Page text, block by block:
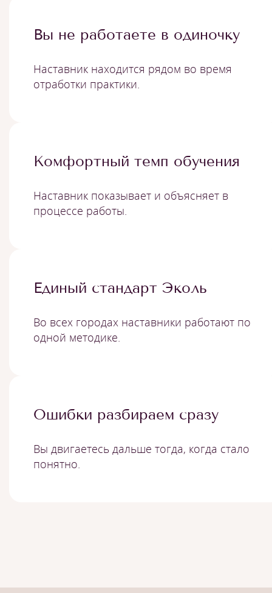
Вы не работаете в одиночку
Наставник находится рядом во время
отработки практики.
Комфортный темп обучения
Наставник показывает и объясняет в
процессе работы.
Единый стандарт Эколь
Во всех городах наставники работают по
одной методике.
Ошибки разбираем сразу
Вы двигаетесь дальше тогда, когда стало
понятно.